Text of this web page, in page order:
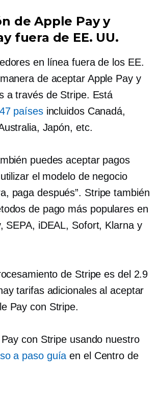
de Apple Pay y
fuera de EE. UU.
en línea fuera de los EE.
de aceptar Apple Pay y
a través de Stripe. Está
47 paísesincluidos Canadá,
Japón, etc.
puedes aceptar pagos
el modelo de negocio
paga después”. Stripe también
de pago más populares en
SEPA, iDEAL, Sofort, Klarna y
de Stripe es del 2.9
tarifas adicionales al aceptar
Pay con Stripe.
con Stripe usando nuestro
a pasoguía en el Centro de